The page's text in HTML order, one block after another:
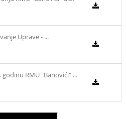
Uprave - ...
RMU "Banovići" ...